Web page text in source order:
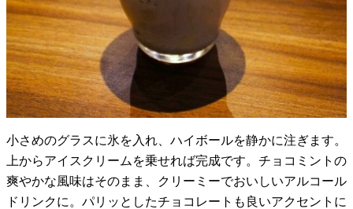
小さめのグラスに氷を入れ、ハイボールを静かに注ぎます。
上からアイスクリームを乗せれば完成です。チョコミントの
爽やかな風味はそのまま、クリーミーでおいしいアルコール
ドリンクに。パリッとしたチョコレートも良いアクセントに